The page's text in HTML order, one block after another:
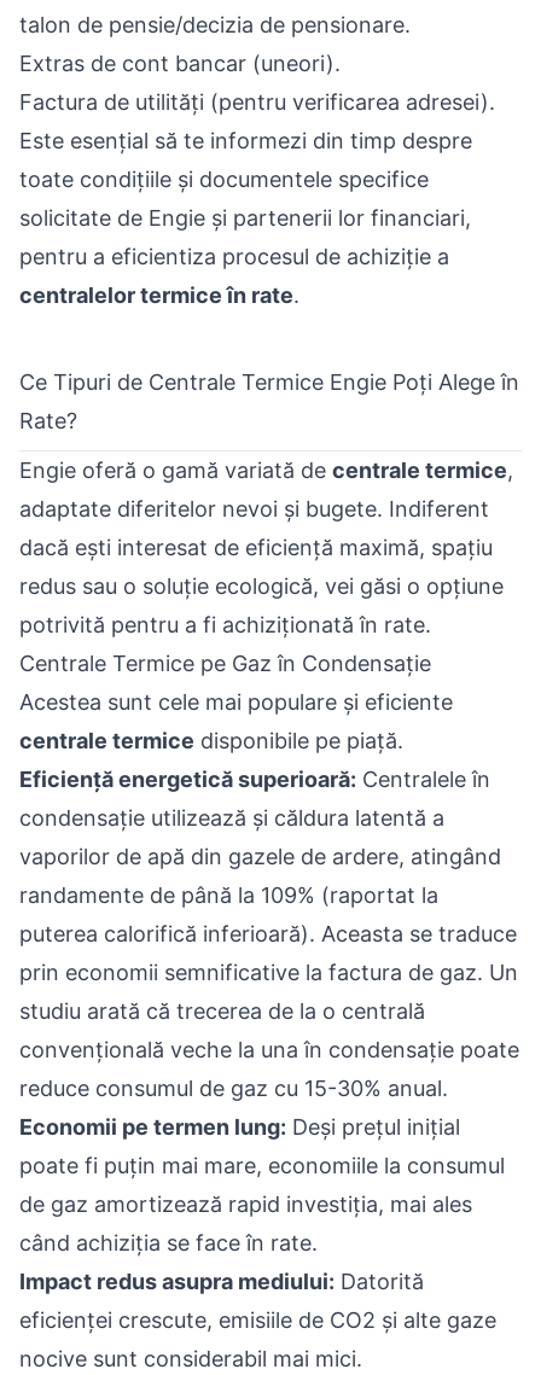
talon de pensie/decizia de pensionare.
Extras de cont bancar (uneori).
Factura de utilități (pentru verificarea adresei).
Este esențial să te informezi din timp despre
toate condițiile și documentele specifice
solicitate de Engie și partenerii lor financiari,
pentru a eficientiza procesul de achiziție a
centralelor termice în rate.
Ce Tipuri de Centrale Termice Engie Poți Alege în
Rate?
Engie oferă o gamă variată de centrale termice,
adaptate diferitelor nevoi și bugete. Indiferent
dacă ești interesat de eficiență maximă, spațiu
redus sau o soluție ecologică, vei găsi o opțiune
potrivită pentru a fi achiziționată în rate.
Centrale Termice pe Gaz în Condensație
Acestea sunt cele mai populare și eficiente
centrale termice disponibile pe piață.
Eficiență energetică superioară: Centralele în
condensație utilizează și căldura latentă a
vaporilor de apă din gazele de ardere, atingând
randamente de până la 109% (raportat la
puterea calorifică inferioară). Aceasta se traduce
prin economii semnificative la factura de gaz. Un
studiu arată că trecerea de la o centrală
convențională veche la una în condensație poate
reduce consumul de gaz cu 15-30% anual.
Economii pe termen lung: Deși prețul inițial
poate fi puțin mai mare, economiile la consumul
de gaz amortizează rapid investiția, mai ales
când achiziția se face în rate.
Impact redus asupra mediului: Datorită
eficienței crescute, emisiile de CO2 și alte gaze
nocive sunt considerabil mai mici.